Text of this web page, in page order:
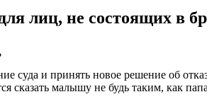
лиц, не состоящих в
суда и принять новое решение об
сказать малышу не будь таким, как